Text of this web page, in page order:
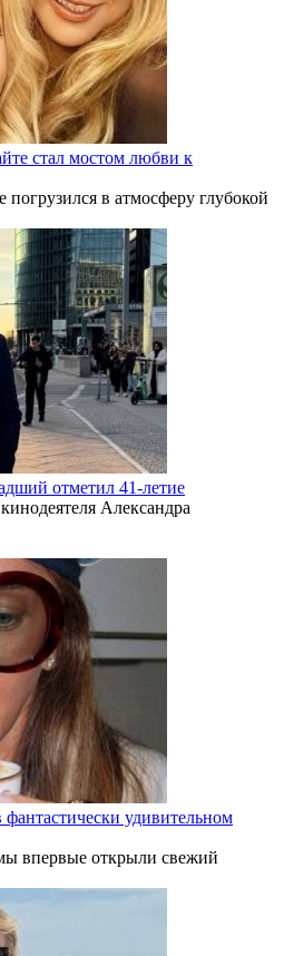
стал мостом любви к
в атмосферу глубокой
отметил 41-летие
Александра
удивительном
впервые открыли свежий